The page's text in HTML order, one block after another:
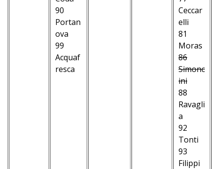
90
Portan
ova
99
Acquaf
resca
Ceccar
elli
81
Moras
86
Simonc
ini
88
Ravagli
a
92
Tonti
93
Filippi